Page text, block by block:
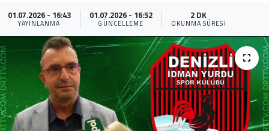
01.07.2026 - 16:43
YAYINLANMA
01.07.2026 - 16:52
GÜNCELLEME
2 DK
OKUNMA SÜRESI
Yaşam
Sağlık
Yazarlar
Resmi İlan